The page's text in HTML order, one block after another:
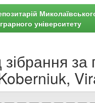
університету
за